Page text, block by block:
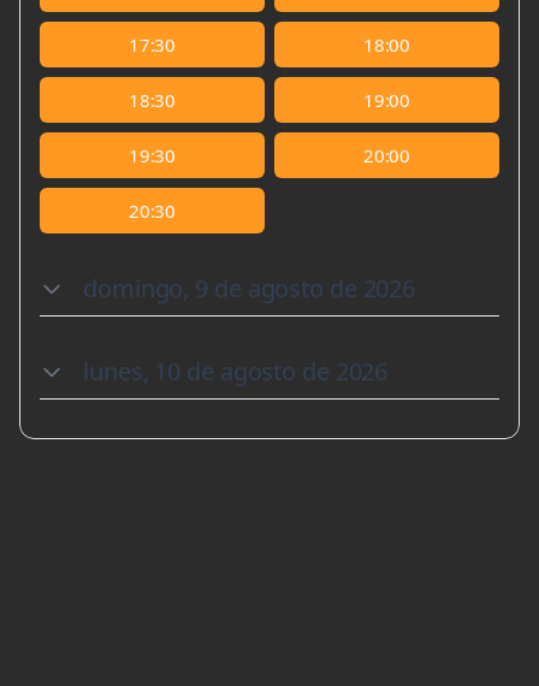
17:30 18:00
18:30 19:00
19:30 20:00
20:30
domingo, 9 de agosto de 2026
lunes, 10 de agosto de 2026